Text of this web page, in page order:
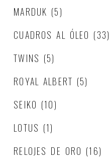
MARDUK (5)
CUADROS AL ÓLEO (33)
TWINS (5)
ROYAL ALBERT (5)
SEIKO (10)
LOTUS (1)
RELOJES DE ORO (16)